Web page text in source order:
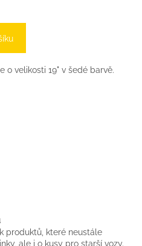
o velikosti 19" v šedé barvě.
produktů, které neustále
ale i o kusy pro starší vozy.